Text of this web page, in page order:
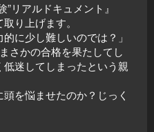
リアルドキュメント』
り上げます。
に少し難しいのでは？」
さかの合格を果たしてし
迷してしまったという親
を悩ませたのか？じっく